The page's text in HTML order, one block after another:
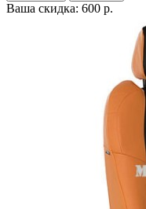
Ваша скидка: 600 р.